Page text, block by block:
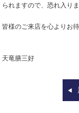
られますので、恐れ入り
皆様のご来店を心よりお
天竜膳三好